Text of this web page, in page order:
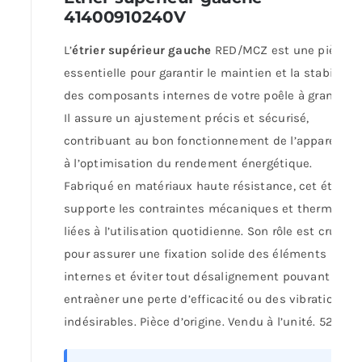
41400910240V
L’étrier supérieur gauche RED/MCZ est une pièce
essentielle pour garantir le maintien et la stabilité
des composants internes de votre poêle à granulés.
Il assure un ajustement précis et sécurisé,
contribuant au bon fonctionnement de l’appareil et
à l’optimisation du rendement énergétique.
Fabriqué en matériaux haute résistance, cet étrier
supporte les contraintes mécaniques et
liées à l’utilisation quotidienne. Son rôle est crucial
pour assurer une fixation solide des éléments
internes et éviter tout désalignement pouvant
entraèner une perte d’efficacité ou des vibrations
indésirables. Pièce d’origine. Vendu à l’unité. 52,80